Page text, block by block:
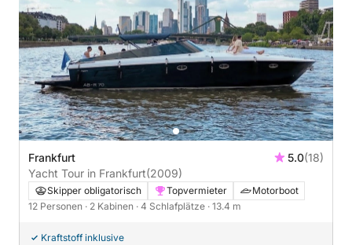
Frankfurt 5.0(18)
Yacht Tour in Frankfurt(2009)
Skipper obligatorisch Topvermieter
Motorboot
12 Personen · 2 Kabinen · 4 Schlafplätze · 13.4 m
Kraftstoff inklusive